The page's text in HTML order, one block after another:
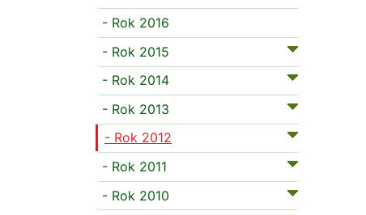
- Rok 2016
- Rok 2015
- Rok 2014
- Rok 2013
- Rok 2012
- Rok 2011
- Rok 2010